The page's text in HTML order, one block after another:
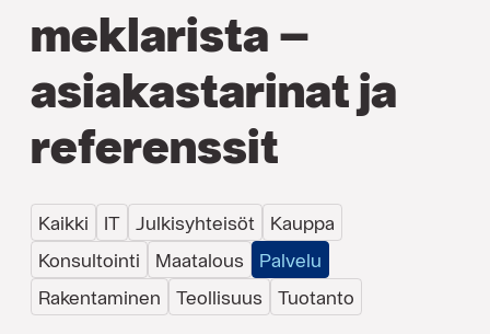
meklarista –
asiakastarinat ja
referenssit
Kaikki IT Julkisyhteisöt
Kauppa
Konsultointi
Maatalous
Palvelu
Rakentaminen
Teollisuus Tuotanto